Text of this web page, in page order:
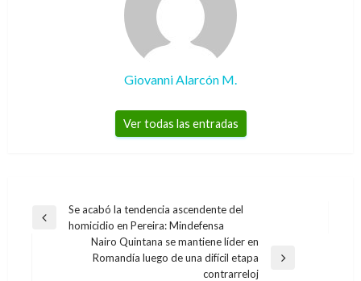
Giovanni Alarcón M.
Ver todas las entradas
Navegación
entradas
Entrada
Se acabó la tendencia ascendente del
homicidio en Pereira: Mindefensa
Nairo Quintana se mantiene líder en
Romandía luego de una difícil etapa
contrarreloj